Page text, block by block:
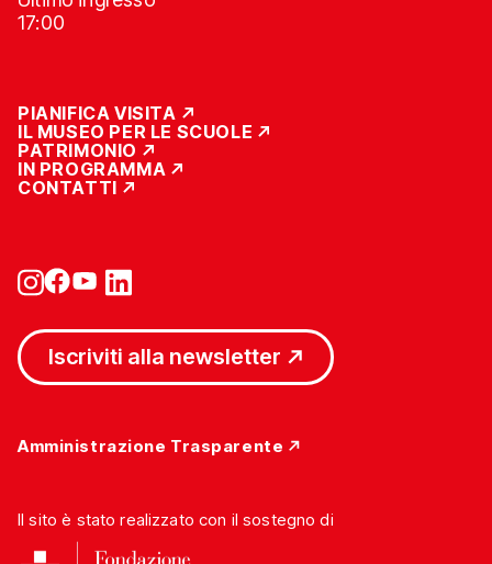
17:00
PIANIFICA VISITA
IL MUSEO PER LE SCUOLE
PATRIMONIO
IN PROGRAMMA
CONTATTI
Iscriviti alla newsletter
Amministrazione Trasparente
Il sito è stato realizzato con il sostegno di